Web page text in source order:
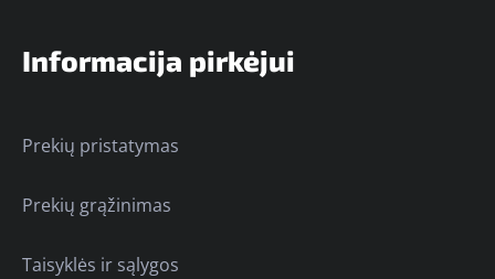
Informacija pirkėjui
Prekių pristatymas
Prekių grąžinimas
Taisyklės ir sąlygos